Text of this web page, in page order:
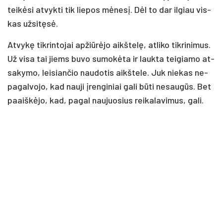
tei­kė­si at­vyk­ti tik lie­pos mė­ne­sį. Dėl to dar il­giau vis­
kas už­si­tę­sė.
At­vy­kę tik­rin­to­jai ap­žiū­rė­jo aikš­te­lę, at­li­ko tik­ri­ni­mus.
Už vi­sa tai jiems bu­vo su­mo­kė­ta ir lauk­ta tei­gia­mo at­
sa­ky­mo, lei­sian­čio nau­do­tis aikš­te­le. Juk nie­kas ne­
pa­gal­vo­jo, kad nau­ji įren­gi­niai ga­li bū­ti ne­sau­gūs. Bet
paaiš­kė­jo, kad, pa­gal nau­juo­sius rei­ka­la­vi­mus, ga­li.